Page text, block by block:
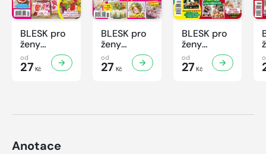
BLESK pro
ženy
Speciál -
2/2026
od
27 Kč
BLESK pro
ženy
Speciál -
1/2026
od
27 Kč
BLESK pro
ženy
Speciál -
4/2025
od
27Kč
Anotace